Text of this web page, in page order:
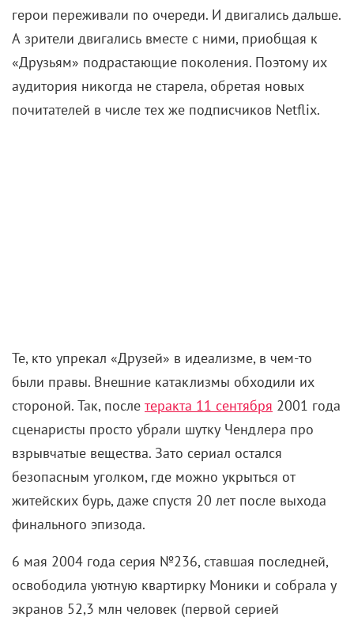
были правы. Внешние катаклизмы обходили их
стороной. Так, после теракта 11 сентября2001 года
сценаристы просто убрали шутку Чендлера про
взрывчатые вещества. Зато сериал остался
безопасным уголком, где можно укрыться от
Нынче этот и прочие повороты могут вызвать
вопросы. С какой стати Рэйчел пожертвовала
карьерой в
Париже
, которая явно сложилась бы
удачнее, чем у Росса? Не перебарщивали ли в
ситкоме с гомофобией и фэтшеймингом,
манипуляциями в духе мыльных опер и
пресловутыми приглашенными звездами? А как
насчет бесконечных рабочих часов, похабных
ремарок в комнате сценаристов и
немотивированных увольнений, что однажды
вылилось в громкое разбирательство с